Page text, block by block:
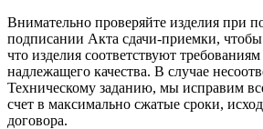
Внимательно проверяйте изделия при
подписании Акта сдачи-приемки,
что изделия соответствуют
надлежащего качества. В случае
Техническому заданию, мы исправим
счет в максимально сжатые сроки,
договора.